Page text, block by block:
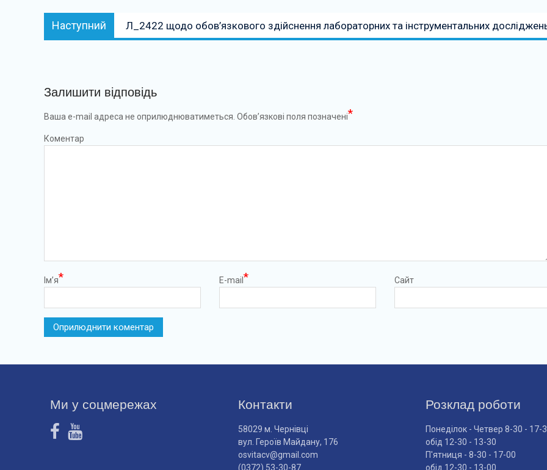
Наступний Наступний:
Л_2422 щодо обов’язкового здійснення лабораторних та інструментальних
Залишити відповідь
Ваша e-mail адреса не оприлюднюватиметься. Обов’язкові поля позначені*
Коментар
Ім’я* E-mail * Сайт
Ми у соцмережах Контакти
58029 м. Чернівці
вул. Героїв Майдану, 176
osvitacv@gmail.com
(0372) 53-30-87
Розклад роботи
Понеділок - Четвер 8-30 - 17-
обід 12-30 - 13-30
П'ятниця - 8-30 - 17-00
обід 12-30 - 13-00